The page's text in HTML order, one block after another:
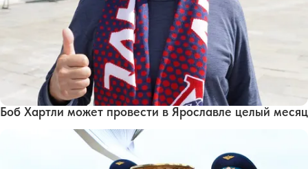
Боб Хартли может провести в Ярославле целый месяц